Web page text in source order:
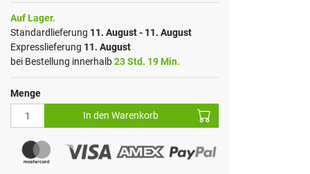
Auf Lager.
Standardlieferung 11. August - 11. August
Expresslieferung 11. August
bei Bestellung innerhalb23 Std. 19 Min.
Menge
In den Warenkorb